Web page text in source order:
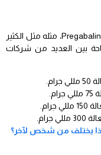
تتكون حبوب ليريكا من مادة تسمي البريجابلين Pregabalin، مثله مثل الكثير
بين العديد من شركات
يختلف من شخص لآخر؟